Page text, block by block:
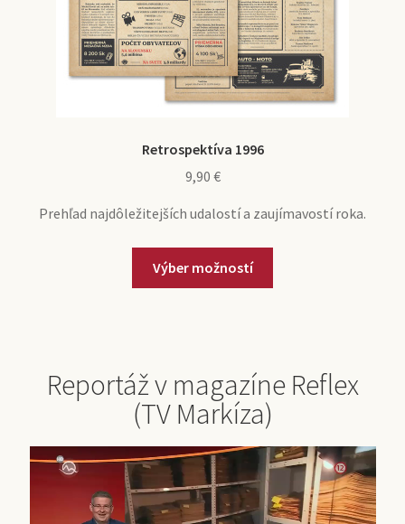
Retrospektíva 1996
9,90 €
Prehľad najdôležitejších udalostí a zaujímavostí roka.
Výber možností
Reportáž v magazíne Reflex
(TV Markíza)